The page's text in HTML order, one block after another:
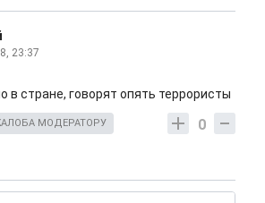
23:37
в стране, говорят опять террористы
0
МОДЕРАТОРУ